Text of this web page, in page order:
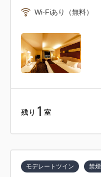
Wi-Fiあり（無料）
残り 1 室
モデレートツイン 禁煙